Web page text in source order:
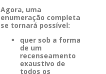
Agora, uma
enumeração completa
se tornará possível:
quer sob a forma
de um
recenseamento
exaustivo de
todos os